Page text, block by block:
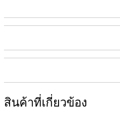
สินค้าที่เกี่ยวข้อง